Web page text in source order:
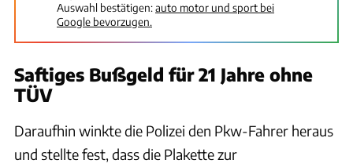
Auswahl bestätigen:auto motor und sport bei
Google bevorzugen.
Saftiges Bußgeld für 21 Jahre ohne
TÜV
Daraufhin winkte die Polizei den Pkw-Fahrer heraus
und stellte fest, dass die Plakette zur